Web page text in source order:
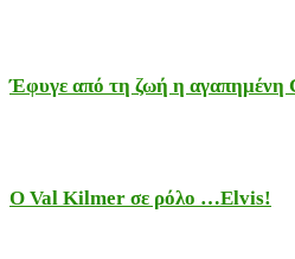
Έφυγε από τη ζωή η
Ο Val Kilmer σε ρόλο …Elvis!